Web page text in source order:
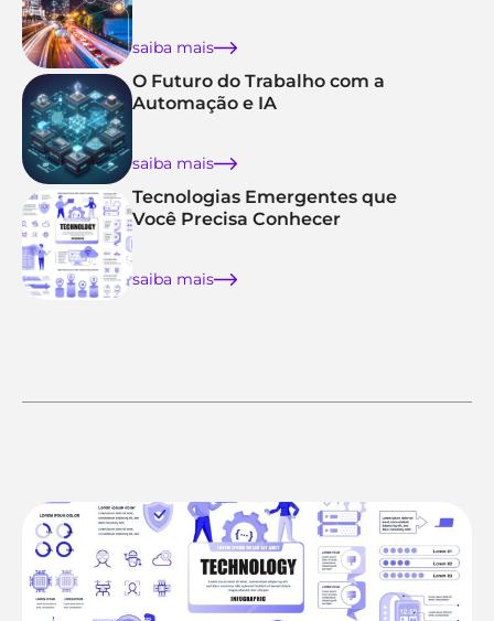
saiba mais
O Futuro do Trabalho com a
Automação e IA
saiba mais
Tecnologias Emergentes que
Você Precisa Conhecer
saiba mais